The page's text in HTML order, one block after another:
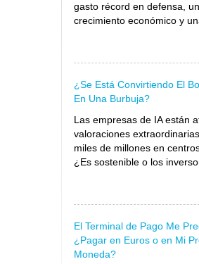
gasto récord en defensa,
crecimiento económico y
¿Se Está Convirtiendo El
En Una Burbuja?
Las empresas de IA están
valoraciones
miles de millones en
¿Es sostenible o los
El Terminal de Pago Me
¿Pagar en Euros o en Mi
Moneda?